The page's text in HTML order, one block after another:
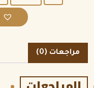
مراجعات (0)